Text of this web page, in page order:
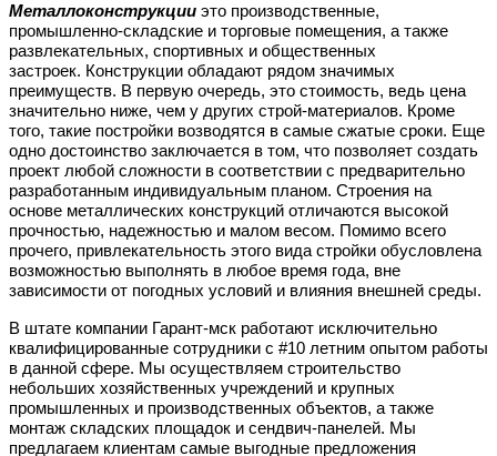
Металлоконструкции это производственные,
промышленно-складские и торговые помещения, а также
развлекательных, спортивных и общественных
застроек. Конструкции обладают рядом значимых
преимуществ. В первую очередь, это стоимость, ведь цена
значительно ниже, чем у других строй-материалов. Кроме
того, такие постройки возводятся в самые сжатые сроки. Еще
одно достоинство заключается в том, что позволяет создать
проект любой сложности в соответствии с предварительно
разработанным индивидуальным планом. Строения на
основе металлических конструкций отличаются высокой
прочностью, надежностью и малом весом. Помимо всего
прочего, привлекательность этого вида стройки обусловлена
возможностью выполнять в любое время года, вне
зависимости от погодных условий и влияния внешней среды.
В штате компании Гарант-мск работают исключительно
квалифицированные сотрудники с #10 летним опытом работы
в данной сфере. Мы осуществляем строительство
небольших хозяйственных учреждений и крупных
промышленных и производственных объектов, а также
монтаж складских площадок и сендвич-панелей. Мы
предлагаем клиентам самые выгодные предложения